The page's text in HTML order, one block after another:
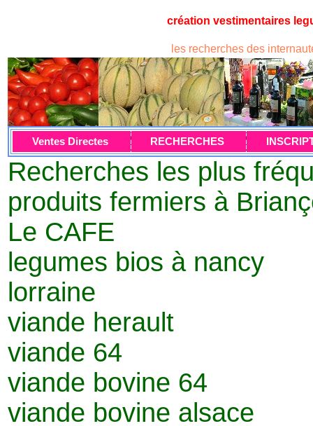
création vestimentaires
les recherches des
Ventes Directes RECHERCHES
Recherches les plus
produits fermiers à
Le CAFE
legumes bios à nancy
lorraine
viande herault
viande 64
viande bovine 64
viande bovine alsace